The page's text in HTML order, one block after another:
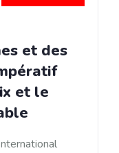
et des
et le